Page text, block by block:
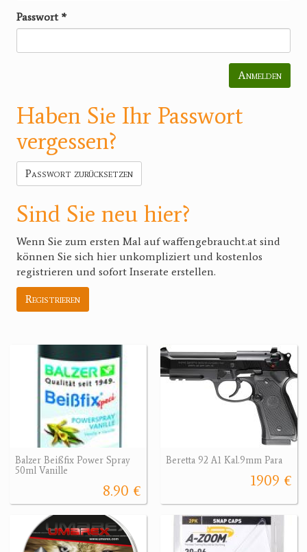
Passwort *
Anmelden
Haben Sie Ihr Passwort
vergessen?
Passwort zurücksetzen
Sind Sie neu hier?
Wenn Sie zum ersten Mal auf waffengebraucht.at sind
können Sie sich hier unkompliziert und kostenlos
registrieren und sofort Inserate erstellen.
Registrieren
Balzer Beißfix Power Spray
50ml Vanille
8.90 €
Beretta 92 A1 Kal.9mm Para
1909 €